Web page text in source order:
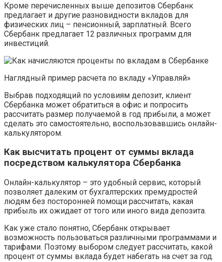
Кроме перечисленных выше депозитов Сбербанк
предлагает и другие разновидности вкладов для
физических лиц – пенсионный, зарплатный. Всего
Сбербанк предлагает 12 различных программ для
инвестиций.
Наглядный пример расчета по вкладу «Управляй»
Выбрав подходящий по условиям депозит, клиент
Сбербанка может обратиться в офис и попросить
рассчитать размер получаемой в год прибыли, а может
сделать это самостоятельно, воспользовавшись онлайн-
калькулятором.
Как высчитать процент от суммы вклада
посредством калькулятора Сбербанка
Онлайн-калькулятор – это удобный сервис, который
позволяет далеким от бухгалтерских премудростей
людям без посторонней помощи рассчитать, какая
прибыль их ожидает от того или иного вида депозита.
Как уже стало понятно, Сбербанк открывает
возможность пользоваться различными программами и
тарифами. Поэтому выбором следует рассчитать, какой
процент от суммы вклада будет набегать на счет за год.